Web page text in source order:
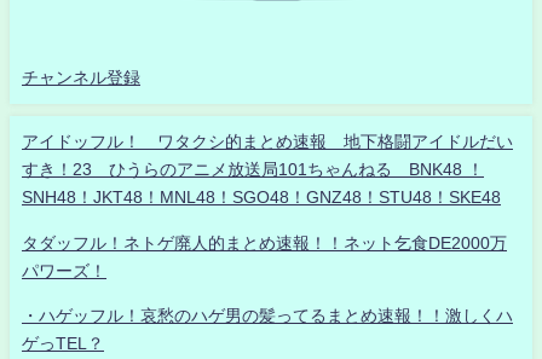
チャンネル登録
アイドッフル！ ワタクシ的まとめ速報 地下格闘アイドルだい
すき！23 ひうらのアニメ放送局101ちゃんねる BNK48 ！
SNH48！JKT48！MNL48！SGO48！GNZ48！STU48！SKE48
タダッフル！ネトゲ廃人的まとめ速報！！ネット乞食DE2000万
パワーズ！
・ハゲッフル！哀愁のハゲ男の髪ってるまとめ速報！！激しくハ
ゲっTEL？